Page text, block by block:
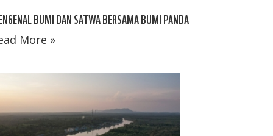
BUMI DAN SATWA BERSAMA BUMI PANDA
More »